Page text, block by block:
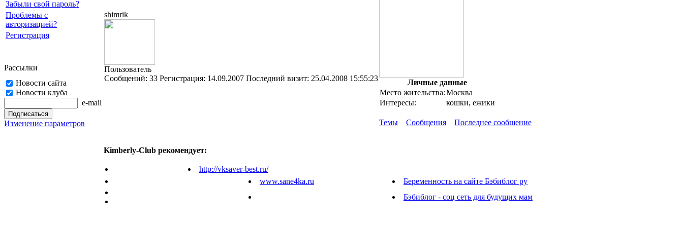
Забыли свой пароль?
Проблемы с
авторизацией?
Регистрация
Рассылки
Новости сайта
Новости клуба
e-mail
Изменение параметров
shimrik
Пользователь
Cообщений: 33 Регистрация: 14.09.2007 Последний визит: 25.04.2008 15:55:23
Личные данные
Место жительства:Москва
Интересы:
кошки, ежики
Темы Сообщения Последнее сообщение
Kimberly-Club рекомендует:
http://vksaver-best.ru/
www.sane4ka.ru
Беременность на сайте Бэбиблог ру
Бэбиблог - соц сеть для будущих мам